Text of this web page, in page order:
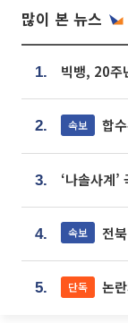
많이 본 뉴스
1.
2. 속보 합수
3.
4. 속보 전
5. 단독 논란의